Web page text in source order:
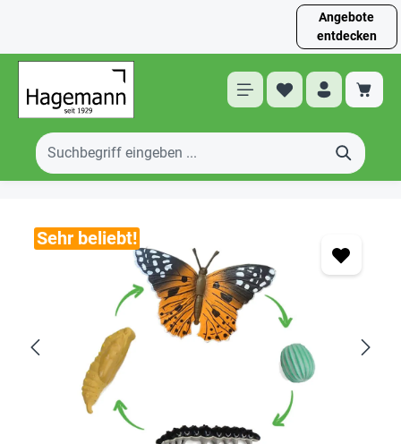
Angebote
entdecken
Sehr beliebt!